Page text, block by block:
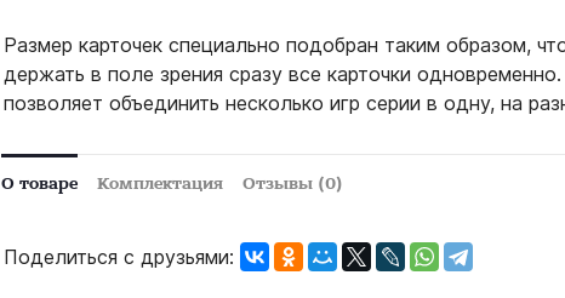
Размер карточек специально подобран таким образом,
держать в поле зрения сразу все карточки
позволяет объединить несколько игр серии в одну, на
О товаре Комплектация Отзывы (0)
Поделиться с друзьями: